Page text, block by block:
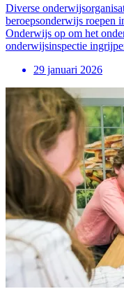
Diverse
beroepsonderwijs roepen
Onderwijs op om het
onderwijsinspectie
29 januari 2026